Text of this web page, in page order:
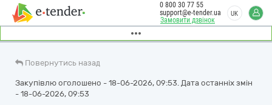
Замовити дзвінок
0 800 30 77 55
support@e-tender.ua
UK
Повернутись назад
Закупівлю оголошено - 18-06-2026, 09:53. Дата останніх змін
- 18-06-2026, 09:53